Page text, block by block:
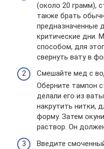
(около 20 грамм),
также брать
предназначенные
критические дни.
способом, для
свернуть вату в
Смешайте мед с
Оберните тампон
делали его из
накрутить нитки,
форму. Затем
раствор. Он
Введите